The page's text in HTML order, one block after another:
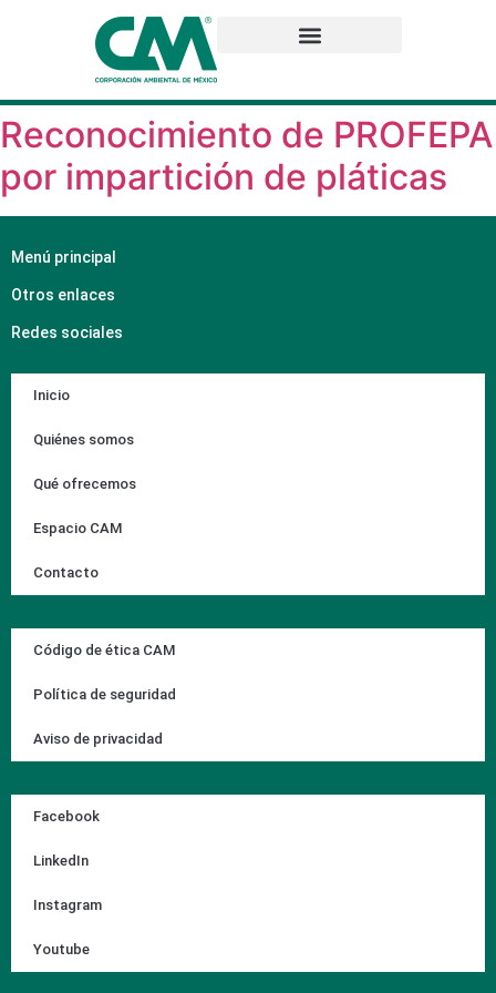
Reconocimiento de PROFEPA
por impartición de pláticas
Menú principal
Otros enlaces
Redes sociales
Inicio
Quiénes somos
Qué ofrecemos
Espacio CAM
Contacto
Código de ética CAM
Política de seguridad
Aviso de privacidad
Facebook
LinkedIn
Instagram
Youtube